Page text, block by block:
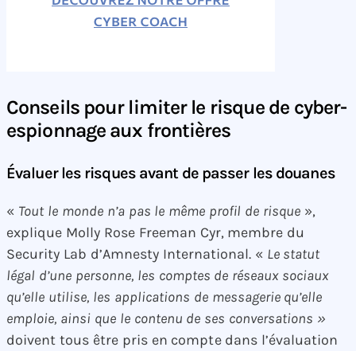
Conseils pour limiter le risque de cyber-
espionnage aux frontières
Évaluer les risques avant de passer les douanes
« Tout le monde n’a pas le même profil de risque »,
explique Molly Rose Freeman Cyr, membre du
Security Lab d’Amnesty International. « Le statut
légal d’une personne, les comptes de réseaux sociaux
qu’elle utilise, les applications de messagerie qu’elle
emploie, ainsi que le contenu de ses conversations »
doivent tous être pris en compte dans l’évaluation